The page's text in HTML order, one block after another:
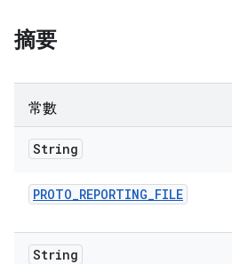
摘要
常數
String
PROTO_REPORTING_FILE
String